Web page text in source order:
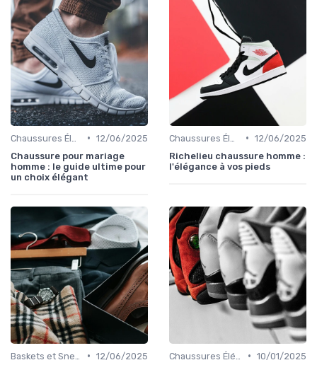
• 12/06/2025
Chaussure pour mariage
homme : le guide ultime pour
un choix élégant
• 12/06/2025
Richelieu chaussure homme :
l'élégance à vos pieds
• 12/06/2025
• 10/01/2025